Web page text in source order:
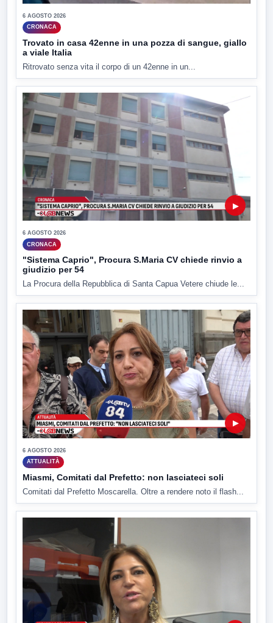
6 AGOSTO 2026
CRONACA
Trovato in casa 42enne in una pozza di sangue, giallo
a viale Italia
Ritrovato senza vita il corpo di un 42enne in un...
▶
6 AGOSTO 2026
CRONACA
"Sistema Caprio", Procura S.Maria CV chiede rinvio a
giudizio per 54
La Procura della Repubblica di Santa Capua Vetere chiude le...
▶
6 AGOSTO 2026
ATTUALITÀ
Miasmi, Comitati dal Prefetto: non lasciateci soli
Comitati dal Prefetto Moscarella. Oltre a rendere noto il flash...